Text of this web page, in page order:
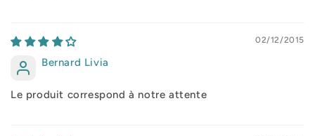
02/12/2015
Bernard Livia
Le produit correspond à notre attente